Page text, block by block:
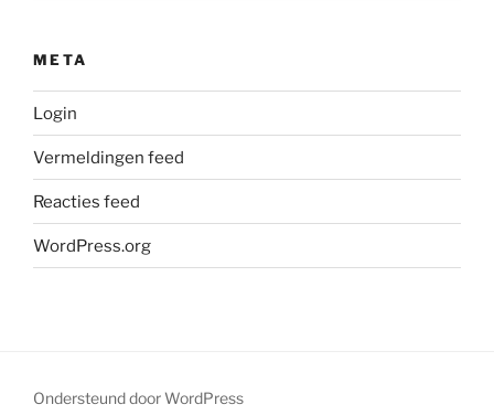
META
Login
Vermeldingen feed
Reacties feed
WordPress.org
Ondersteund door WordPress